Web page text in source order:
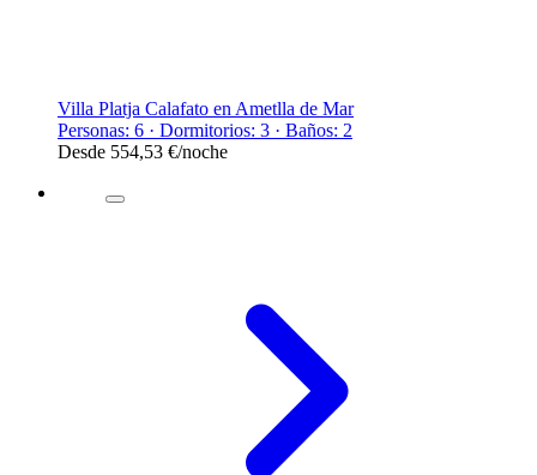
Villa Platja Calafato en Ametlla de Mar
Personas: 6 · Dormitorios: 3 · Baños: 2
Desde 554,53 €/noche